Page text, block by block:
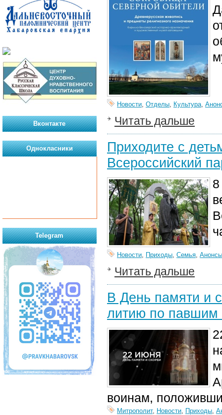
Новости, Отделы, Культура,
Читать дальше
Приходите с
Всероссийский
Новости, Приходы, Семья, Анонсы
Читать дальше
В День памяти и
литию по павшим
воинам,
Митрополит, Новости, Приходы,
Вконтакте
Однокласники
Telegram